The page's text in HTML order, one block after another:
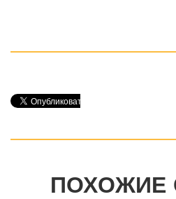
ПОХОЖИЕ